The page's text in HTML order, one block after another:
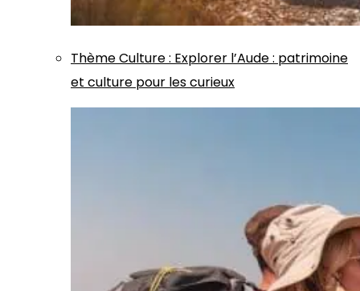
ThèmeCulture: Explorer l’Aude : patrimoine
et culture pour les curieux